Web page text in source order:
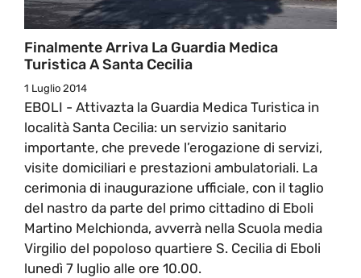
Finalmente Arriva La Guardia Medica
Turistica A Santa Cecilia
1 Luglio 2014
EBOLI - Attivazta la Guardia Medica Turistica in
località Santa Cecilia: un servizio sanitario
importante, che prevede l’erogazione di servizi,
visite domiciliari e prestazioni ambulatoriali. La
cerimonia di inaugurazione ufficiale, con il taglio
del nastro da parte del primo cittadino di Eboli
Martino Melchionda, avverrà nella Scuola media
Virgilio del popoloso quartiere S. Cecilia di Eboli
lunedì 7 luglio alle ore 10.00.